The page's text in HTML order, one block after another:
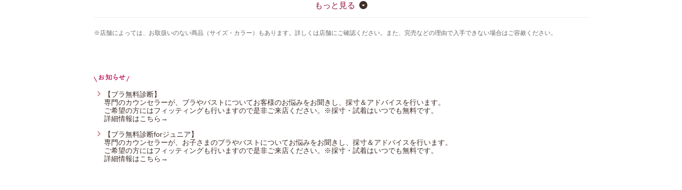
CW-X
もっと見る
※店舗によっては、お取扱いのない商品（サイズ・カラー）もあります。詳しくは店舗にご確認ください。また、完売などの理由で入手できない場合はご容赦ください。
【ブラ無料診断】
専門のカウンセラーが、ブラやバストについてお客様のお悩みをお聞きし、採寸＆アドバイスを行います。
ご希望の方にはフィッティングも行いますので是非ご来店ください。※採寸・試着はいつでも無料です。
詳細情報はこちら→
【ブラ無料診断forジュニア】
専門のカウンセラーが、お子さまのブラやバストについてお悩みをお聞きし、採寸＆アドバイスを行います。
ご希望の方にはフィッティングも行いますので是非ご来店ください。※採寸・試着はいつでも無料です。
詳細情報はこちら→